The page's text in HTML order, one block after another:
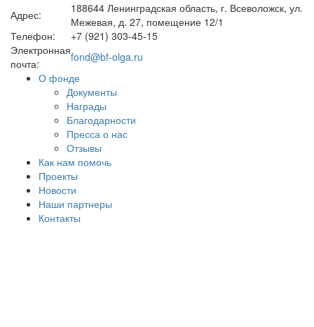
Адрес:
188644 Ленинградская область, г. Всеволожск, ул.
Межевая, д. 27, помещение 12/1
Телефон:
+7 (921) 303-45-15
Электронная
почта:
fond@bf-olga.ru
О фонде
Документы
Награды
Благодарности
Пресса о нас
Отзывы
Как нам помочь
Проекты
Новости
Наши партнеры
Контакты